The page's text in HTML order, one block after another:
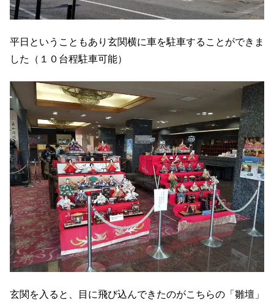
平日ということもあり玄関横に車を駐車することができま
した（１０台程駐車可能）
玄関を入ると、目に飛び込んできたのがこちらの「雛壇」